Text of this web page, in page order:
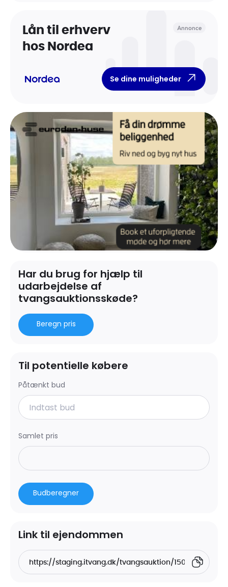
Lån til erhverv
hos Nordea
Annonce
Se dine muligheder
Har du brug for hjælp til
udarbejdelse af
tvangsauktionsskøde?
Beregn pris
Til potentielle købere
Påtænkt bud
Samlet pris
Budberegner
Link til ejendommen